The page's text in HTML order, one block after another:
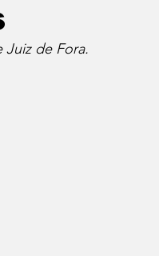
Juiz de Fora.